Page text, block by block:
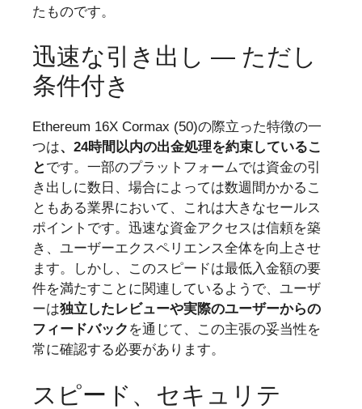
たものです。
迅速な引き出し — ただし
条件付き
Ethereum 16X Cormax (50)の際立った特徴の一
つは、24時間以内の出金処理を約束しているこ
と です。一部のプラットフォームでは資金の引
き出しに数日、場合によっては数週間かかるこ
ともある業界において、これは大きなセールス
ポイントです。迅速な資金アクセスは信頼を築
き、ユーザーエクスペリエンス全体を向上させ
ます。しかし、このスピードは最低入金額の要
件を満たすことに関連しているようで、ユーザ
ーは独立したレビューや実際のユーザーからの
フィードバック を通じて、この主張の妥当性を
常に確認する必要があります。
スピード、セキュリテ